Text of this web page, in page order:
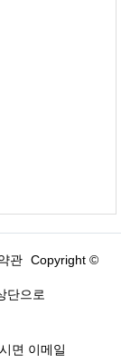
관 Copyright ©
단으로
면 이메일